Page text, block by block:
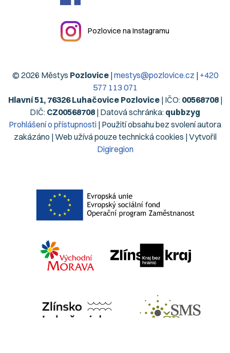
Pozlovice na Instagramu
© 2026 Městys Pozlovice|mestys@pozlovice.cz | +420
577 113 071
Hlavní 51, 76326 Luhačovice Pozlovice| IČO: 00568708|
DIČ: CZ00568708 | Datová schránka: qubbzyg
Prohlášení o přístupnosti | Použití obsahu bez svolení autora
zakázáno | Web užívá pouze technická cookies | Vytvořil
Digiregion